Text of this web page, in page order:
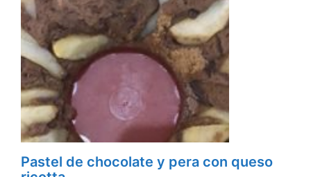
Pastel de chocolate y pera con queso